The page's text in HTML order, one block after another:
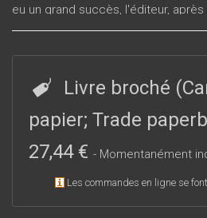
eu un grand succès, l'éditeur, après
choisit, dans les cahiers de travail
classique de la philosophie du droit.
Livre broché
papier; Trade
27,44 € - Momentanément
Les commandes en ligne se